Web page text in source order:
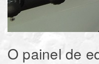
O painel de